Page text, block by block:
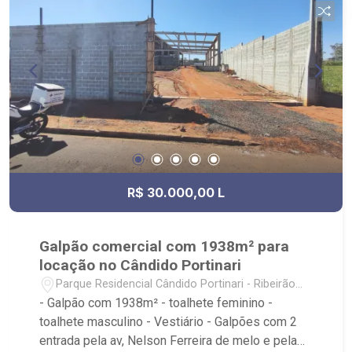
R$ 30.000,00 L
Galpão comercial com 1938m² para
locação no Cândido Portinari
Parque Residencial Cândido Portinari - Ribeirão
Preto/SP
- Galpão com 1938m² - toalhete feminino -
toalhete masculino - Vestiário - Galpões com 2
entrada pela av, Nelson Ferreira de melo e pela